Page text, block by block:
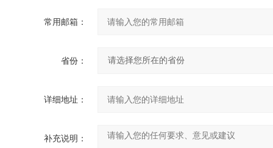
常用邮箱：
省份：
详细地址：
补充说明：